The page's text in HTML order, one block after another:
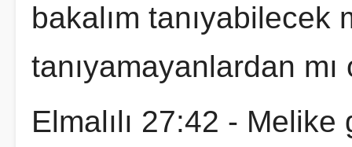
bakalım tanıyabilecek
tanıyamayanlardan
Elmalılı 27:42 -